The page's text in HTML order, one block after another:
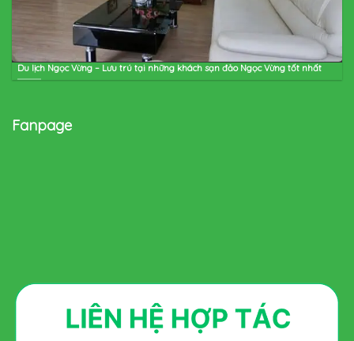
Du lịch Ngọc Vừng – Lưu trú tại những khách sạn đảo Ngọc Vừng tốt nhất
Fanpage